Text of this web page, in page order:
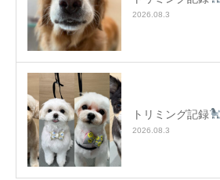
2026.08.3
トリミング記録
2026.08.3